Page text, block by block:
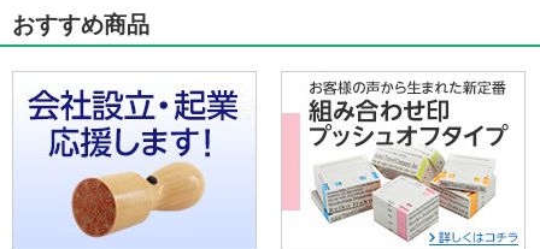
おすすめ商品